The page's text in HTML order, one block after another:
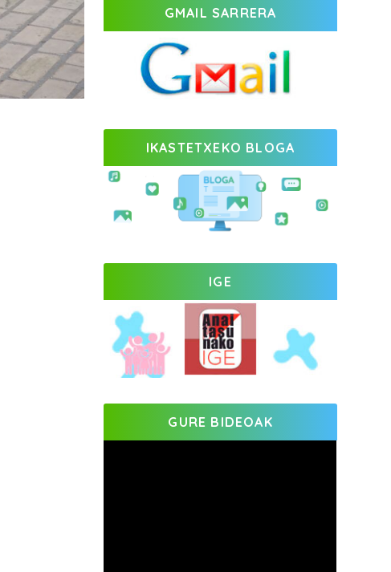
GMAIL SARRERA
IKASTETXEKO BLOGA
IGE
GURE BIDEOAK